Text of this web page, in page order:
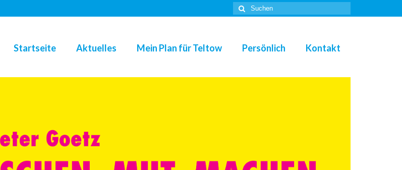
Suche
nach:
Startseite Aktuelles Mein Plan für Teltow Persönlich Kontakt